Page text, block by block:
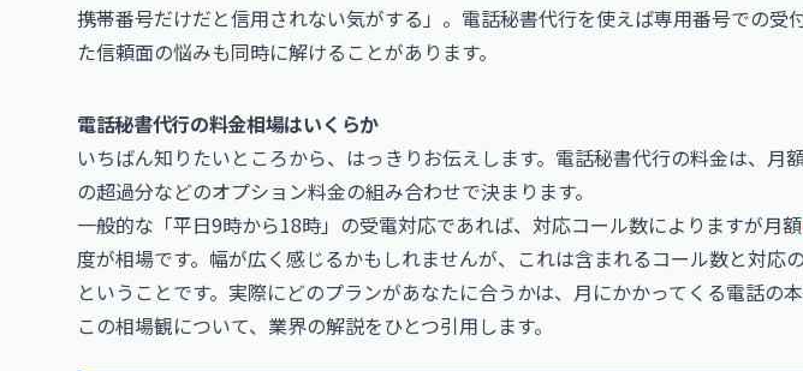
携帯番号だけだと信用されない気がする」。電話秘書代行を使えば専用番号での受
た信頼面の悩みも同時に解けることがあります。
電話秘書代行の料金相場はいくらか
いちばん知りたいところから、はっきりお伝えします。電話秘書代行の料金は、月
の超過分などのオプション料金の組み合わせで決まります。
一般的な「平日9時から18時」の受電対応であれば、対応コール数によりますが月額
度が相場です。幅が広く感じるかもしれませんが、これは含まれるコール数と対応
ということです。実際にどのプランがあなたに合うかは、月にかかってくる電話の本
この相場観について、業界の解説をひとつ引用します。